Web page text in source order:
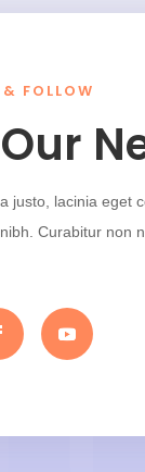
FOLLOW
justo, lacinia eget
Curabitur non